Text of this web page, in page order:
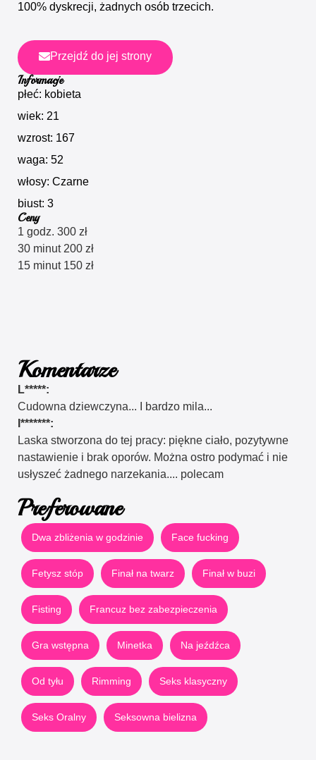
100% dyskrecji, żadnych osób trzecich.
Przejdź do jej strony
Informacje
płeć: kobieta
wiek: 21
wzrost: 167
waga: 52
włosy: Czarne
biust: 3
Ceny
1 godz. 300 zł
30 minut 200 zł
15 minut 150 zł
Komentarze
L*****:
Cudowna dziewczyna... I bardzo mila...
I*******:
Laska stworzona do tej pracy: piękne ciało, pozytywne
nastawienie i brak oporów. Można ostro podymać i nie
usłyszeć żadnego narzekania.... polecam
Preferowane
Dwa zbliżenia w godzinie Face fucking
Fetysz stóp Finał na twarz Finał w buzi
Fisting Francuz bez zabezpieczenia
Gra wstępna Minetka Na jeźdźca
Od tyłu Rimming Seks klasyczny
Seks Oralny Seksowna bielizna